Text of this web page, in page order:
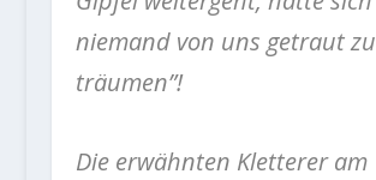
niemand von uns getraut zu
träumen”!
Die erwähnten Kletterer am